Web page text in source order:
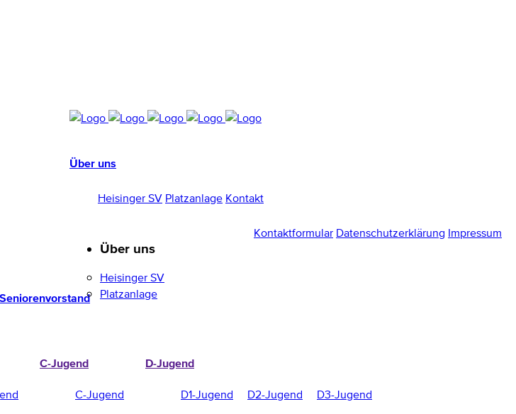
Über uns
Heisinger SV Platzanlage Kontakt
Kontaktformular Datenschutzerklärung Impressum
Seniorenvorstand
C-Jugend
C-Jugend
D-Jugend
D1-Jugend D2-Jugend D3-Jugend
Über uns
Heisinger SV
Platzanlage